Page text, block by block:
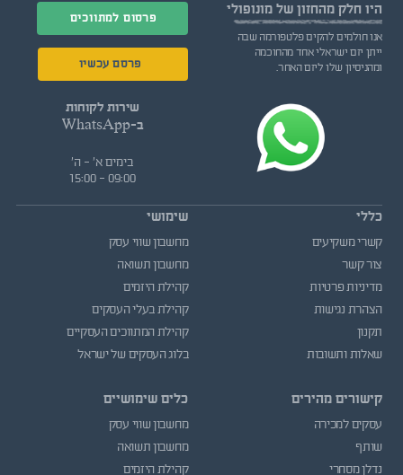
היו חלק מהחזון של מונופולי
אנו חולמים להקים פלטפורמה שבה
ייתן יזם ישראלי אחד מהחוכמה
ומהניסיון שלו ליזם האחר.
פרסום למתווכים
פרסם עכשיו
שירות לקוחות
ב-WhatsApp
בימים א' - ה'
09:00 - 15:00
כללי
קשרי משקיעים
צור קשר
מדיניות פרטיות
הצהרת נגישות
תקנון
שאלות ותשובות
קישורים מהירים
עסקים למכירה
שותף
נדלן מסחרי
שימושי
מחשבון שווי עסק
מחשבון תשואה
קהילת היזמים
קהילת בעלי העסקים
קהילת המתווכים העסקיים
בלוג העסקים של ישראל
כלים שימושיים
מחשבון שווי עסק
מחשבון תשואה
קהילת היזמים